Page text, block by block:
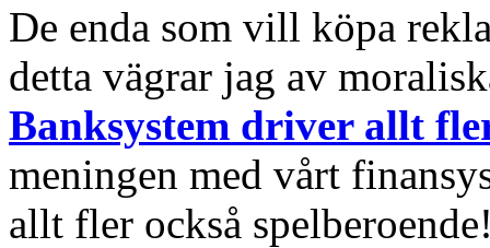
De enda som vill köpa
detta vägrar jag av
Banksystem driver allt
meningen med vårt
allt fler också